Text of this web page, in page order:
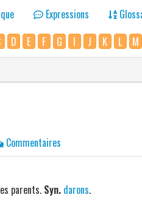
Expressions
D E F G I J K L M
Commentaires
parents. Syn. darons.